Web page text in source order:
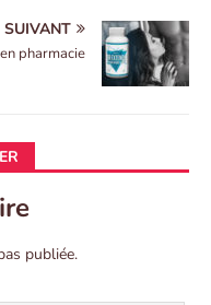
SUIVANT
pharmacie
publiée.